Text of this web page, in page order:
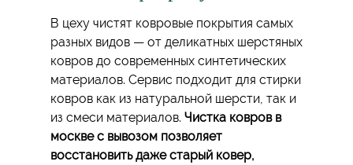
В цеху чистят ковровые покрытия самых
разных видов — от деликатных шерстяных
ковров до современных синтетических
материалов. Сервис подходит для стирки
ковров как из натуральной шерсти, так и
из смеси материалов. Чистка ковров в
москве с вывозом позволяет
восстановить даже старый ковер,